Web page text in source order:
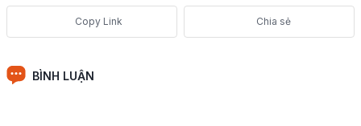
Chia sẻ
BÌNH LUẬN